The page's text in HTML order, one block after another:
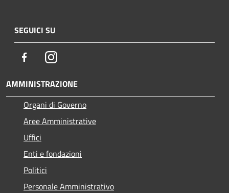
SEGUICI SU
FacebookInstagram
AMMINISTRAZIONE
Organi di Governo
Aree Amministrative
Uffici
Enti e fondazioni
Politici
Personale Amministrativo